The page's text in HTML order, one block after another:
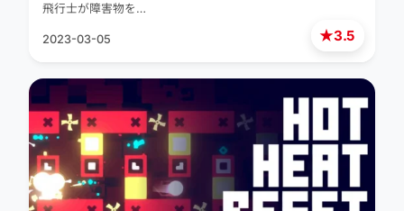
★3.5
飛行士が障害物を…
2023-03-05